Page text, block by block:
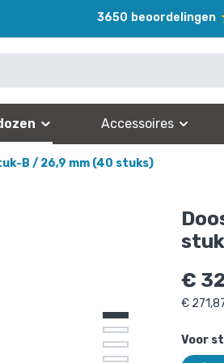
3650 beoordelingen
Accessoires
B / 26,9 mm (40 stuks)
€
€
Voor